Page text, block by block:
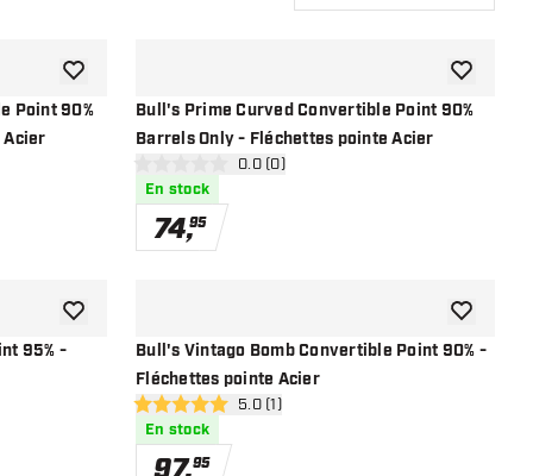
Point 90%
Acier
ajouter à la liste de souhaits
Bull's Prime Curved Convertible Point 90%
Barrels Only - Fléchettes pointe Acier
ouvrir le panneau des avis
0 étoiles de notation
0.0 (0)
En stock
74,95
ajouter à
95% -
ajouter à la liste de souhaits
Bull's Vintago Bomb Convertible Point 90% -
Fléchettes pointe Acier
ouvrir le panneau des avis
5 étoiles de notation
5.0 (1)
En stock
95
ajouter à